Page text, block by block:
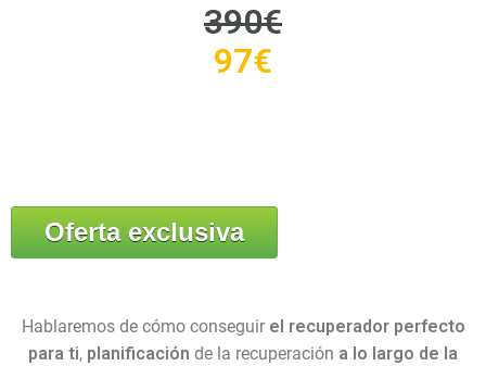
390€
97€
Oferta exclusiva
Hablaremos de cómo conseguir el recuperador perfecto
para ti, planificación de la recuperación a lo largo de la